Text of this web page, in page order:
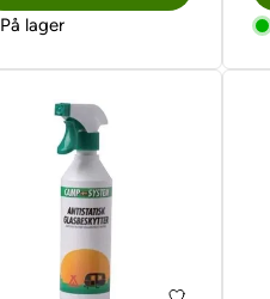
På lager